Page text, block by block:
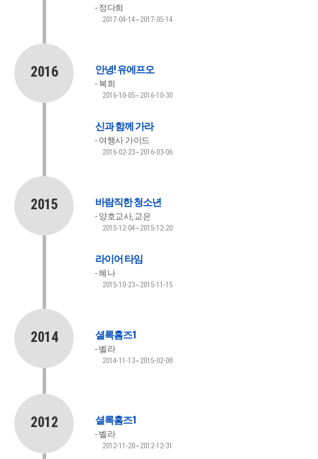
정다희
2017-04-14~2017-05-14
2016 안녕! 유에프오
복희
2016-10-05~2016-10-30
신과 함께 가라
여행사 가이드
2016-02-23~2016-03-06
2015 바람직한 청소년
양호교사, 교은
2015-12-04~2015-12-20
라이어 타임
혜나
2015-10-23~2015-11-15
2014 셜록홈즈1
벨라
2014-11-13~2015-02-08
2012 셜록홈즈1
벨라
2012-11-20~2012-12-31